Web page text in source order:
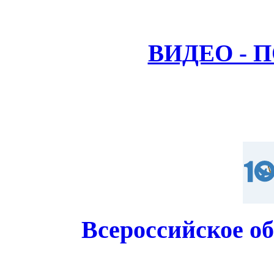
ВИДЕО -
Всероссийское